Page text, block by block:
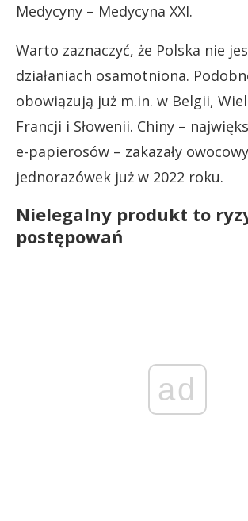
Medycyny – Medycyna XXI.
Warto zaznaczyć, że Polska nie
działaniach osamotniona.
obowiązują już m.in. w Belgii,
Francji i Słowenii. Chiny –
e-papierosów – zakazały
jednorazówek już w 2022 roku.
Nielegalny produkt to
postępowań
ad